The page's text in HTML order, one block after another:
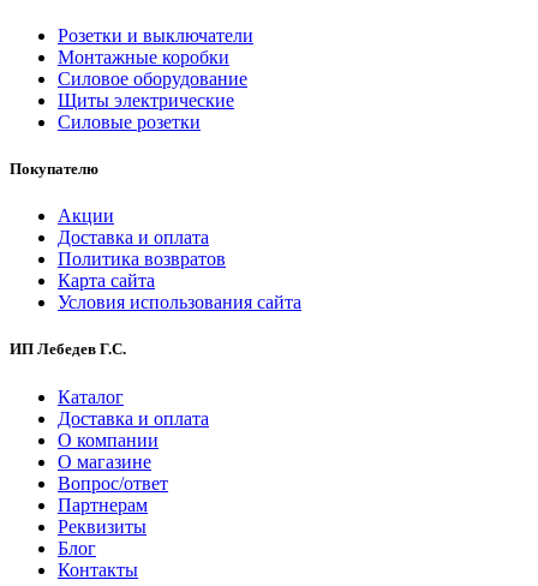
Розетки и выключатели
Монтажные коробки
Силовое оборудование
Щиты электрические
Силовые розетки
Покупателю
Акции
Доставка и оплата
Политика возвратов
Карта сайта
Условия использования сайта
ИП Лебедев Г.С.
Каталог
Доставка и оплата
О компании
О магазине
Вопрос/ответ
Партнерам
Реквизиты
Блог
Контакты